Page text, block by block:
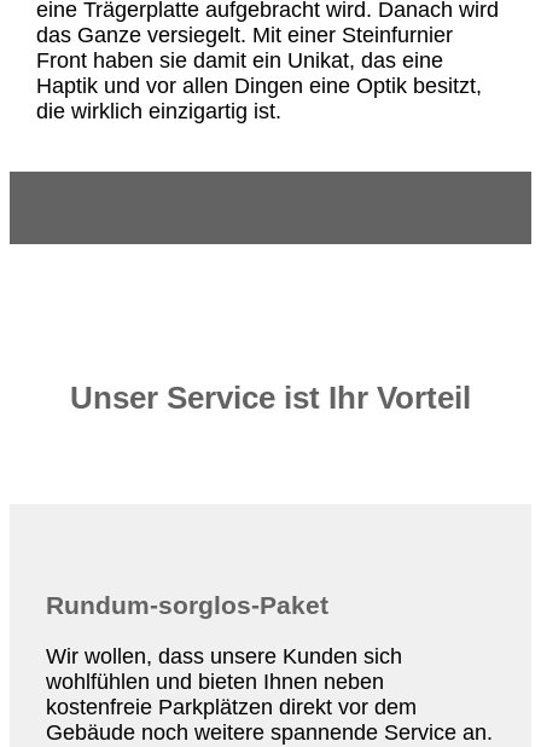
eine Trägerplatte aufgebracht wird. Danach wird
das Ganze versiegelt. Mit einer Steinfurnier
Front haben sie damit ein Unikat, das eine
Haptik und vor allen Dingen eine Optik besitzt,
die wirklich einzigartig ist.
Unser Service ist Ihr Vorteil
Rundum-sorglos-Paket
Wir wollen, dass unsere Kunden sich
wohlfühlen und bieten Ihnen neben
kostenfreie Parkplätzen direkt vor dem
Gebäude noch weitere spannende Service an.